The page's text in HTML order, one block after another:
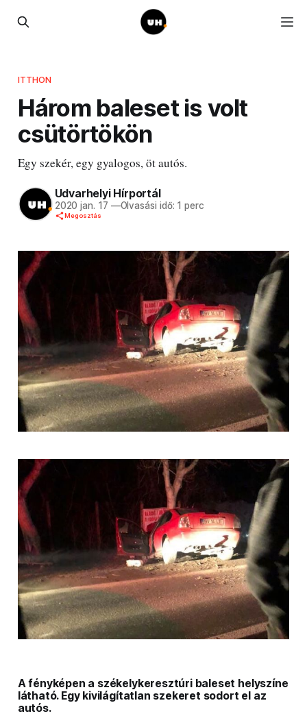
ITTHON
Három baleset is volt
csütörtökön
Egy szekér, egy gyalogos, öt autós.
Udvarhelyi Hírportál
2020 jan. 17 —Olvasási idő: 1 perc
Megosztás
A fényképen a székelykeresztúri baleset helyszíne
látható. Egy kivilágítatlan szekeret sodort el az
autós.